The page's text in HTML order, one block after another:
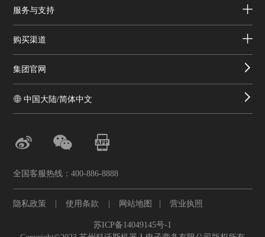
服务与支持
购买渠道
集团官网
中国大陆/简体中文
全国客服热线：400-886-8888
隐私政策 | 使用条款 | 网站地图 | 营业执照
苏ICP备14049145号-1